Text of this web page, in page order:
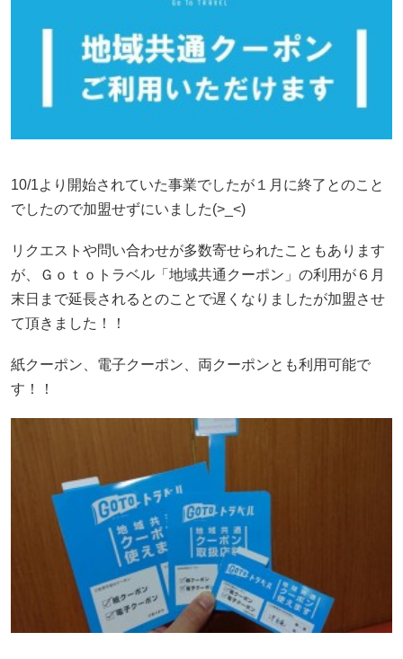
10/1より開始されていた事業でしたが１月に終了とのこと
でしたので加盟せずにいました(>_<)
リクエストや問い合わせが多数寄せられたこともあります
が、Ｇｏｔｏトラベル「地域共通クーポン」の利用が６月
末日まで延長されるとのことで遅くなりましたが加盟させ
て頂きました！！
紙クーポン、電子クーポン、両クーポンとも利用可能で
す！！